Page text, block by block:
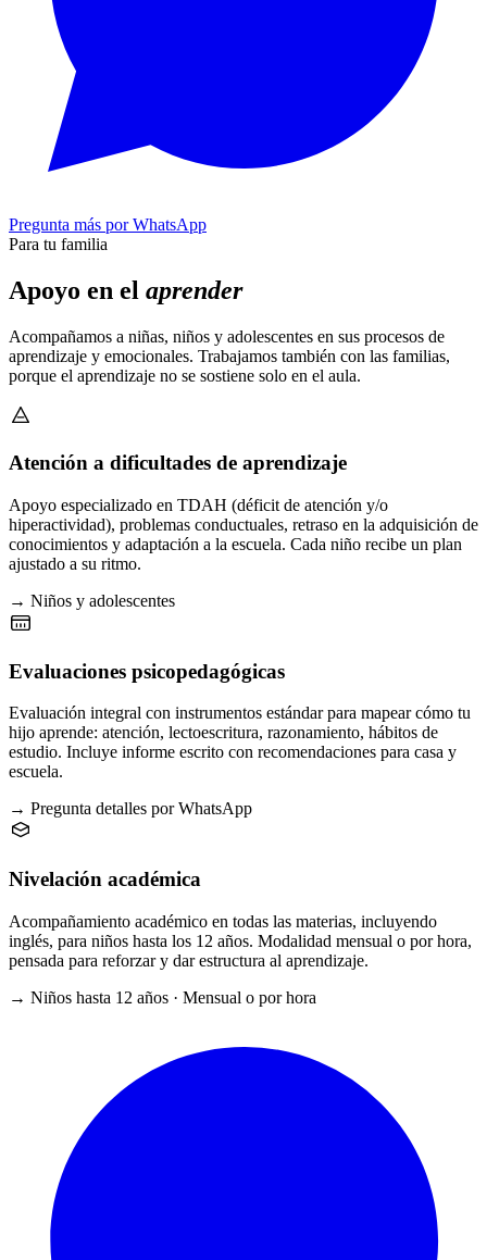
Pregunta más por WhatsApp
Para tu familia
Apoyo en el aprender
Acompañamos a niñas, niños y adolescentes en sus procesos de
aprendizaje y emocionales. Trabajamos también con las familias,
porque el aprendizaje no se sostiene solo en el aula.
Atención a dificultades de aprendizaje
Apoyo especializado en TDAH (déficit de atención y/o
hiperactividad), problemas conductuales, retraso en la adquisición de
conocimientos y adaptación a la escuela. Cada niño recibe un plan
ajustado a su ritmo.
→ Niños y adolescentes
Evaluaciones psicopedagógicas
Evaluación integral con instrumentos estándar para mapear cómo tu
hijo aprende: atención, lectoescritura, razonamiento, hábitos de
estudio. Incluye informe escrito con recomendaciones para casa y
escuela.
→ Pregunta detalles por WhatsApp
Nivelación académica
Acompañamiento académico en todas las materias, incluyendo
inglés, para niños hasta los 12 años. Modalidad mensual o por hora,
pensada para reforzar y dar estructura al aprendizaje.
→ Niños hasta 12 años · Mensual o por hora